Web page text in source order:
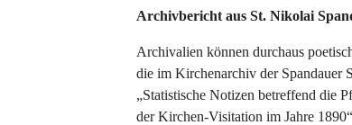
Archivbericht aus St. Nikolai
Archivalien können durchaus
die im Kirchenarchiv der Spandauer
„Statistische Notizen betreffend die
der Kirchen-Visitation im Jahre